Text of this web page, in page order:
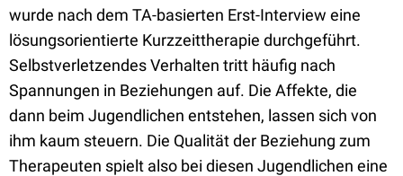
wurde nach dem TA-basierten Erst-Interview eine
lösungsorientierte Kurzzeittherapie durchgeführt.
Selbstverletzendes Verhalten tritt häufig nach
Spannungen in Beziehungen auf. Die Affekte, die
dann beim Jugendlichen entstehen, lassen sich von
ihm kaum steuern. Die Qualität der Beziehung zum
Therapeuten spielt also bei diesen Jugendlichen eine